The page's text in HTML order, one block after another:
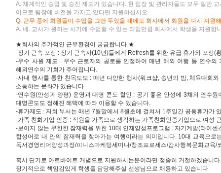
A. 체계적인 승급 및 승진 제도가 있습니다. 현 팀장 및 관리자들도 모두 일반
이므로 팀장에 비전을 가지고 있다면 지원하십시오.
Q. 근무 중에 회원들이 수업을 그만 두었을 때에도 회사에서 회원을 다시 지원
A. 네. 교사가 원하는 시기에 수업할 수 있는 타임만큼 회사에서 학생을 지원합
★회사의 추가적인 근무환경이 궁금합니다.★
-장기 근속 포상 : 장기 근속자(10년)들에게 Refresh를 위한 유급 휴가와 포상
-우수 사원 제도 : 우수 근로자의 공로를 인정하여 매년 해외 여행 등 연수
해외연수의 기회가 주어집니다.
-사내 행사를 통한 친목도모 : 매년 다양한 행사(워크샵, 송년의 밤, 체육대회
소통하는 문화가 있습니다.
-연수원(안성과 양평) 운영과 대명 콘도 할인 : 공기 좋은 안성에 3채의 연수
대명콘도도 정해진 혜택에 따라 이용할 수 있습니다.
-휴가제도 : 저희 부서는 매년 7월말에서 8월초에 걸쳐서 1주일간 공통휴가가
-가족 친화기업 인증 : 직원을 가족으로 생각하는 가족친화인증기업으로 여성
-보이지 않는 무한한 잠재력을 위한 10대 인재양성프로그램 : 자기계발(라이
합성어로 내 안의 잠재력을 찾아가는 여행이라는 의미입니다. 10대 교육으
독서경영리더양성과정/피니스마케팅세미나/창조프로세스/감사행복문화교육/
혹시 단기로 아르바이트 개념으로 지원하시는분이라면 정중히 거절하겠습니
장기적으로 책임감있게 학생들 담당해주실 선생님으로 채용하고 있습니다